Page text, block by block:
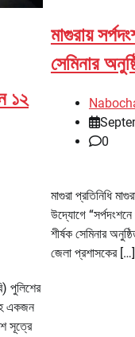
১২
পুলিশের
একজন
সূত্রে
মাগুরায়
সেমিনার
0
মাগুরা প্রতিনিধি
উদ্যোগে
শীর্ষক সেমিনার
জেলা প্রশাসকের […]